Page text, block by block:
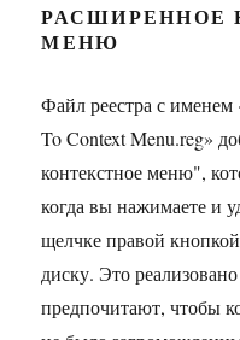
РАСШИРЕННОЕ
МЕНЮ
Файл реестра с
To Context Menu.reg»
контекстное меню",
когда вы нажимаете и
щелчке правой
диску. Это
предпочитают, чтобы